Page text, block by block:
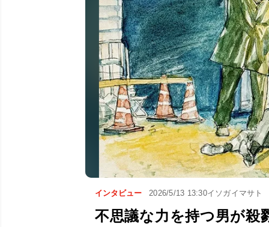
インタビュー 2026/5/13 13:30イソガイマサト
不思議な力を持つ男が殺